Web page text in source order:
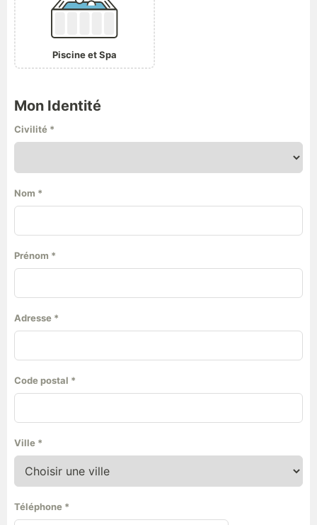
Piscine et Spa
Mon Identité
Civilité *
Nom *
Prénom *
Adresse *
Code postal *
Ville *
Téléphone *